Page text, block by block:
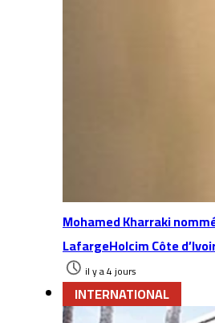
Mohamed Kharraki
LafargeHolcim Côte
il y a 4 jours
INTERNATIONAL